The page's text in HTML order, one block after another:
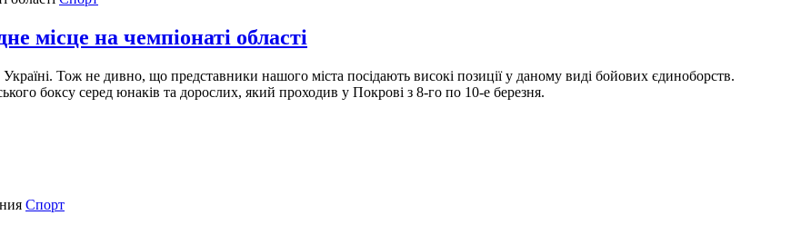
місце на чемпіонаті області
Тож не дивно, що представники нашого міста посідають високі позиції у даному виді бойових єдиноборств.
боксу серед юнаків та дорослих, який проходив у Покрові з 8-го по 10-е березня.
Спорт